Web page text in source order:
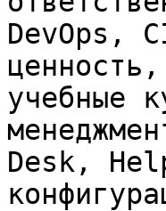
DevOps,
учебные
Desk,